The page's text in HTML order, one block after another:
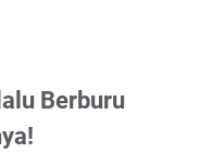
Berburu